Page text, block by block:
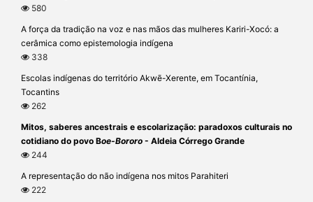
580
A força da tradição na voz e nas mãos das mulheres Kariri-Xocó: a
cerâmica como epistemologia indígena
338
Escolas indígenas do território Akwẽ-Xerente, em Tocantínia,
Tocantins
262
Mitos, saberes ancestrais e escolarização: paradoxos culturais no
cotidiano do povo Boe-Bororo - Aldeia Córrego Grande
244
A representação do não indígena nos mitos Parahiteri
222